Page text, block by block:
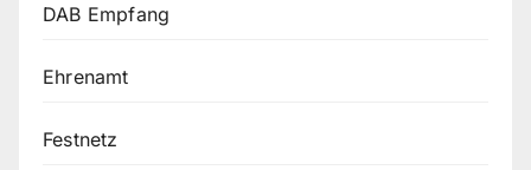
DAB Empfang
Ehrenamt
Festnetz